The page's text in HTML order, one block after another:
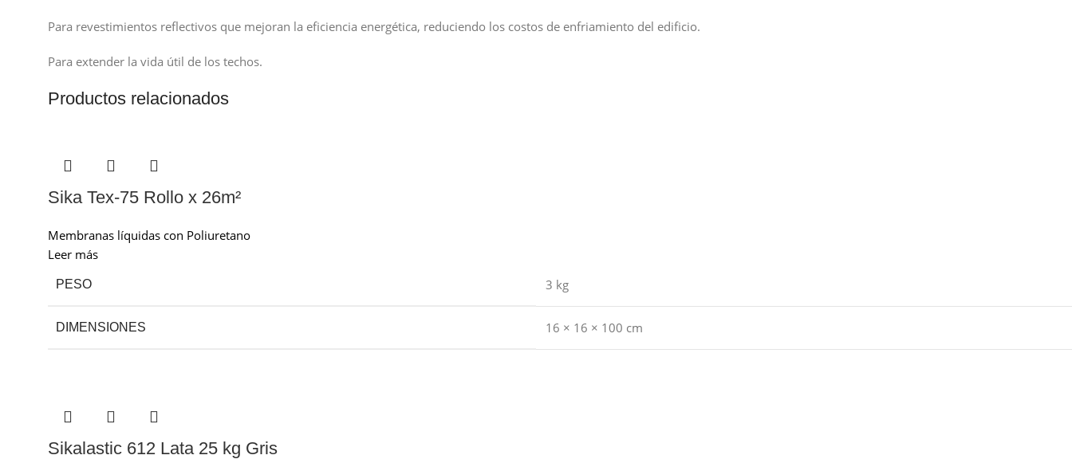
Para revestimientos reflectivos que mejoran la eficiencia energética, reduciendo los costos de enfriamiento del edificio.
Para extender la vida útil de los techos.
Productos relacionados
Sika Tex-75 Rollo x 26m²
Membranas líquidas con Poliuretano
Leer más
PESO 3 kg
DIMENSIONES 16 × 16 × 100 cm
Sikalastic 612 Lata 25 kg Gris